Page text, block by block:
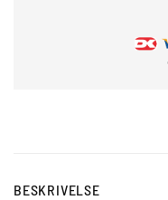
BESKRIVELSE